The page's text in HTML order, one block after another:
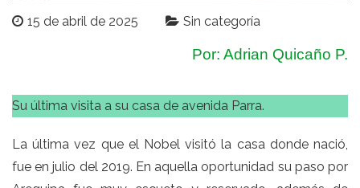
15 de abril de 2025 Sin categoría
Por: Adrian Quicaño P.
Su última visita a su casa de avenida Parra.
La última vez que el Nobel visitó la casa donde nació,
fue en julio del 2019. En aquella oportunidad su paso por